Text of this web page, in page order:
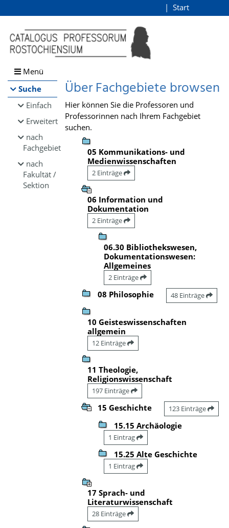
Browsen
direkt zum Inhalt
Start
Menü
Suche
Einfach
Erweitert
nach
Fachgebiet
nach
Fakultät /
Sektion
Über Fachgebiete browsen
Hier können Sie die Professoren und
Professorinnen nach Ihrem Fachgebiet
suchen.
05 Kommunikations- und
Medienwissenschaften
2 Einträge
06 Information und
Dokumentation
2 Einträge
06.30 Bibliothekswesen,
Dokumentationswesen:
Allgemeines
2 Einträge
08 Philosophie 48 Einträge
10 Geisteswissenschaften
allgemein
12 Einträge
11 Theologie,
Religionswissenschaft
197 Einträge
15 Geschichte 123 Einträge
15.15 Archäologie
1 Eintrag
15.25 Alte Geschichte
1 Eintrag
17 Sprach- und
Literaturwissenschaft
28 Einträge